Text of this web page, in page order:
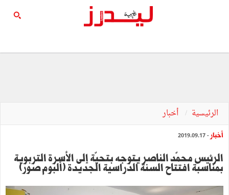
الرئيسية أخبار
أخبار - 2019.09.17
الرئيس محمّد الناصر يتوجه بتحيّة إلى الأسرة التربوية
بمناسبة افتتاح السنة الدراسية الجديدة (ألبوم صور)